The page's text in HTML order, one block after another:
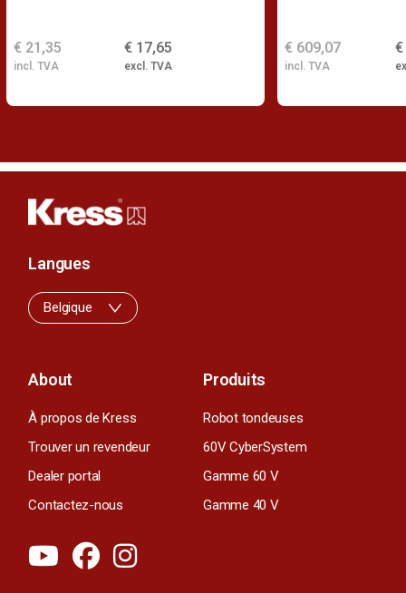
€ 17,65
excl. TVA
€ 21,35
incl. TVA
€
€ 609,07
incl. TVA
About
À propos de Kress
Trouver un revendeur
Dealer portal
Contactez-nous
Produits
Robot tondeuses
60V CyberSystem
Gamme 60 V
Gamme 40 V
Langues
Belgique